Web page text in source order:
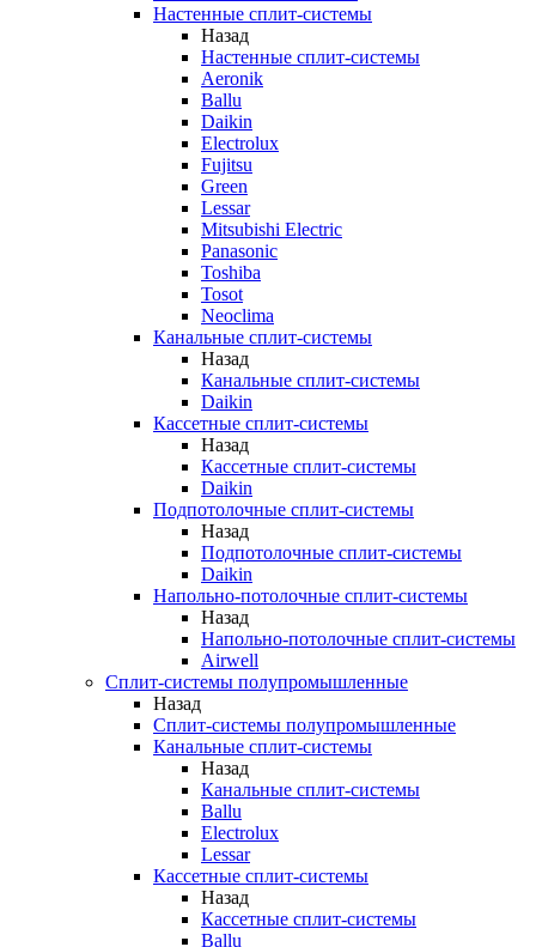
Настенные сплит-системы
Назад
Настенные сплит-системы
Aeronik
Ballu
Daikin
Electrolux
Fujitsu
Green
Lessar
Mitsubishi Electric
Panasonic
Toshiba
Tosot
Neoclima
Канальные сплит-системы
Назад
Канальные сплит-системы
Daikin
Кассетные сплит-системы
Назад
Кассетные сплит-системы
Daikin
Подпотолочные сплит-системы
Назад
Подпотолочные сплит-системы
Daikin
Напольно-потолочные сплит-системы
Назад
Напольно-потолочные сплит-системы
Airwell
Сплит-системы полупромышленные
Назад
Сплит-системы полупромышленные
Канальные сплит-системы
Назад
Канальные сплит-системы
Ballu
Electrolux
Lessar
Кассетные сплит-системы
Назад
Кассетные сплит-системы
Ballu